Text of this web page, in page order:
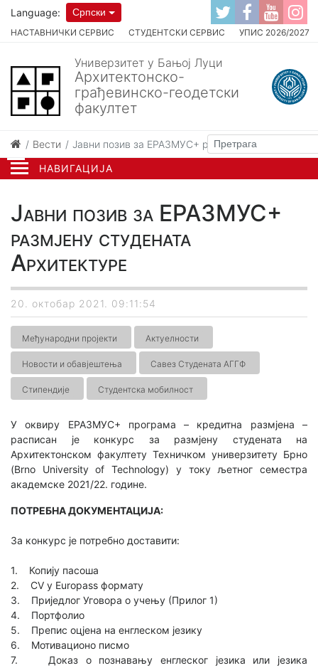
НАВИГАЦИЈА
НАСТАВНИЧКИ СЕРВИС СТУДЕНТСКИ СЕРВИС УПИС 2026/2027
Language: Српски
Универзитет у Бањој Луци
Архитектонско-
грађевинско-геодетски
факултет
Вести Јавни позив за ЕРАЗМУС+ размјену студената
Јавни позив за ЕРАЗМУС+
размјену студената
Архитектуре
20. октобар 2021. 09:11:54
Међународни пројекти Актуелности
Новости и обавјештења Савез Студената АГГФ
Стипендије Студентска мобилност
У оквиру ЕРАЗМУС+ програма – кредитна размјена –
расписан је конкурс за размјену студената на
Архитектонском факултету Техничком универзитету Брно
(Brno University of Technology) у току љетног семестра
академске 2021/22. године.
ПОТРЕБНА ДОКУМЕНТАЦИЈА:
За конкурс је потребно доставити:
1. Копију пасоша
2. CV у Europass формату
3. Приједлог Уговора о учењу (Прилог 1)
4. Портфолио
5. Препис оцјена на енглеском језику
6. Мотивационо писмо
7. Доказ о познавању енглеског језика или језика